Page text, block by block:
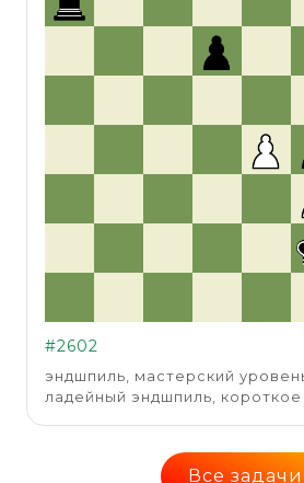
#2602
эндшпиль, мастерский
ладейный эндшпиль,
Все задачи